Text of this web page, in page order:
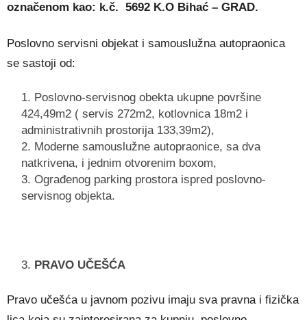
označenom kao: k.č. 5692 K.O Bihać – GRAD.
Poslovno servisni objekat i samouslužna autopraonica
se sastoji od:
Poslovno-servisnog obekta ukupne površine
424,49m2 ( servis 272m2, kotlovnica 18m2 i
administrativnih prostorija 133,39m2),
Moderne samouslužne autopraonice, sa dva
natkrivena, i jednim otvorenim boxom,
Ograđenog parking prostora ispred poslovno-
servisnog objekta.
PRAVO UČEŠĆA
Pravo učešća u javnom pozivu imaju sva pravna i fizička